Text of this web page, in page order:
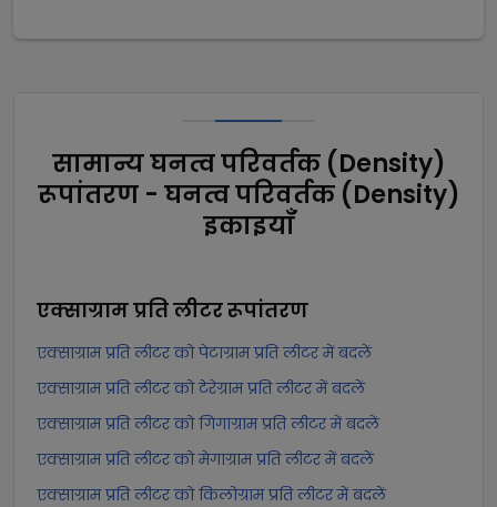
सामान्य घनत्व परिवर्तक (Density)
रूपांतरण - घनत्व परिवर्तक (Density)
इकाइयाँ
एक्साग्राम प्रति लीटररूपांतरण
एक्साग्राम प्रति लीटर को पेटाग्राम प्रति लीटर में बदलें
एक्साग्राम प्रति लीटर को टेरेग्राम प्रति लीटर में बदलें
एक्साग्राम प्रति लीटर को गिगाग्राम प्रति लीटर में बदलें
एक्साग्राम प्रति लीटर को मेगाग्राम प्रति लीटर में बदलें
एक्साग्राम प्रति लीटर को किलोग्राम प्रति लीटर में बदलें